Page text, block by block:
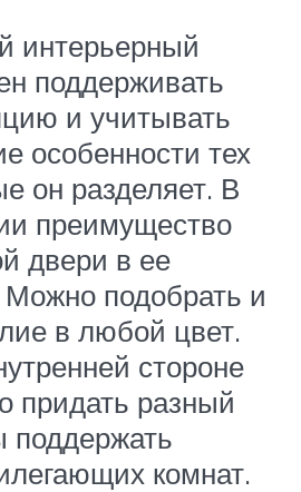
интерьерный
поддерживать
и учитывать
особенности тех
он разделяет. В
преимущество
двери в ее
Можно подобрать и
в любой цвет.
стороне
придать разный
поддержать
комнат.